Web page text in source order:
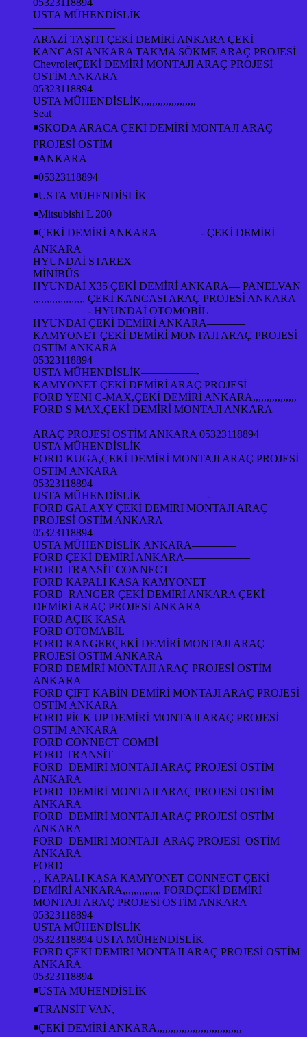
USTA MÜHENDİSLİK
———————–
ARAZİ TAŞITI ÇEKİ DEMİRİ ANKARA ÇEKİ
KANCASI ANKARA TAKMA SÖKME ARAÇ PROJESİ
ChevroletÇEKİ DEMİRİ MONTAJI ARAÇ PROJESİ
OSTİM ANKARA
05323118894
USTA MÜHENDİSLİK,,,,,,,,,,,,,,,,,,,,
Seat
◾SKODA ARACA ÇEKİ DEMİRİ MONTAJI ARAÇ
PROJESİ OSTİM
◾ANKARA
◾05323118894
◾USTA MÜHENDİSLİK—————
◾Mitsubishi L 200
◾ÇEKİ DEMİRİ ANKARA————- ÇEKİ DEMİRİ
ANKARA
HYUNDAİ STAREX
MİNİBÜS
HYUNDAİ X35 ÇEKİ DEMİRİ ANKARA— PANELVAN
,,,,,,,,,,,,,,,,,,, ÇEKİ KANCASI ARAÇ PROJESİ ANKARA
—————- HYUNDAİ OTOMOBİL————
HYUNDAİ ÇEKİ DEMİRİ ANKARA———–
KAMYONET ÇEKİ DEMİRİ MONTAJI ARAÇ PROJESİ
OSTİM ANKARA
05323118894
USTA MÜHENDİSLİK—————-
KAMYONET ÇEKİ DEMİRİ ARAÇ PROJESİ
FORD YENİ C-MAX,ÇEKİ DEMİRİ ANKARA,,,,,,,,,,,,,,,,
FORD S MAX,ÇEKİ DEMİRİ MONTAJI ANKARA
————
ARAÇ PROJESİ OSTİM ANKARA 05323118894
USTA MÜHENDİSLİK
FORD KUGA,ÇEKİ DEMİRİ MONTAJI ARAÇ PROJESİ
OSTİM ANKARA
05323118894
USTA MÜHENDİSLİK——————-
FORD GALAXY ÇEKİ DEMİRİ MONTAJI ARAÇ
PROJESİ OSTİM ANKARA
05323118894
USTA MÜHENDİSLİK ANKARA————
FORD ÇEKİ DEMİRİ ANKARA——————
FORD TRANSİT CONNECT
FORD KAPALI KASA KAMYONET
FORD RANGER ÇEKİ DEMİRİ ANKARA ÇEKİ
DEMİRİ ARAÇ PROJESİ ANKARA
FORD AÇIK KASA
FORD OTOMABİL
FORD RANGERÇEKİ DEMİRİ MONTAJI ARAÇ
PROJESİ OSTİM ANKARA
FORD DEMİRİ MONTAJI ARAÇ PROJESİ OSTİM
ANKARA
FORD ÇİFT KABİN DEMİRİ MONTAJI ARAÇ PROJESİ
OSTİM ANKARA
FORD PİCK UP DEMİRİ MONTAJI ARAÇ PROJESİ
OSTİM ANKARA
FORD CONNECT COMBİ
FORD TRANSİT
FORD DEMİRİ MONTAJI ARAÇ PROJESİ OSTİM
ANKARA
FORD DEMİRİ MONTAJI ARAÇ PROJESİ OSTİM
ANKARA
FORD DEMİRİ MONTAJI ARAÇ PROJESİ OSTİM
ANKARA
FORD DEMİRİ MONTAJI ARAÇ PROJESİ OSTİM
ANKARA
FORD
, , KAPALI KASA KAMYONET CONNECT ÇEKİ
DEMİRİ ANKARA,,,,,,,,,,,,,, FORDÇEKİ DEMİRİ
MONTAJI ARAÇ PROJESİ OSTİM ANKARA
05323118894
USTA MÜHENDİSLİK
05323118894 USTA MÜHENDİSLİK
FORD ÇEKİ DEMİRİ MONTAJI ARAÇ PROJESİ OSTİM
ANKARA
05323118894
◾USTA MÜHENDİSLİK
◾TRANSİT VAN,
◾ÇEKİ DEMİRİ ANKARA,,,,,,,,,,,,,,,,,,,,,,,,,,,,,,,